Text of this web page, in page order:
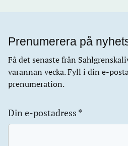
Prenumerera på
Få det senaste från
varannan vecka. Fyll i din e-
prenumeration.
Din e-postadress *